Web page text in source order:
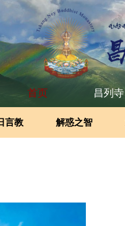
首页 昌列寺
言教 解惑之智